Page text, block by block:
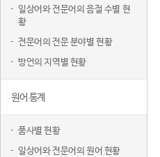
일상어와 전문어의 음절 수별 현
황
전문어의 전문 분야별 현황
방언의 지역별 현황
원어 통계
품사별 현황
일상어와 전문어의 원어 현황